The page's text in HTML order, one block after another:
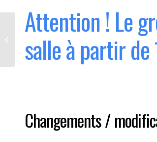
Attention ! Le
salle à partir de
Changements /
Bouge “Saint-Luc” (Ouvert 1°
mercredi du mois)